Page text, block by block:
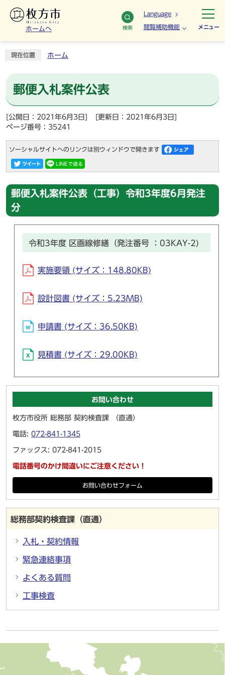
ホームへ 検索
Language
閲覧補助機能 メニュー
現在位置 ホーム
郵便入札案件公表
[公開日：2021年6月3日]
[更新日：2021年6月3日]
ページ番号：35241
ソーシャルサイトへのリンクは別ウィンドウで開きます
郵便入札案件公表（工事）令和3年度6月発注
分
令和3年度 区画線修繕（発注番号 ：03KAY-2)
実施要領 (サイズ：148.80KB)
設計図書 (サイズ：5.23MB)
申請書 (サイズ：36.50KB)
見積書 (サイズ：29.00KB)
お問い合わせ
枚方市役所 総務部 契約検査課 （直通）
電話: 072-841-1345
ファックス: 072-841-2015
電話番号のかけ間違いにご注意ください！
お問い合わせフォーム
総務部契約検査課（直通）
入札・契約情報
緊急連絡事項
よくある質問
工事検査